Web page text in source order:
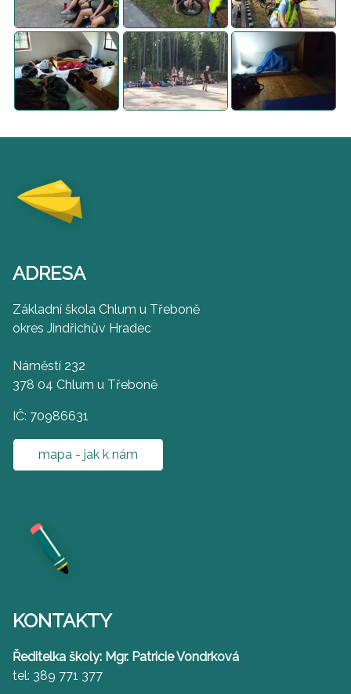
ADRESA
Základní škola Chlum u Třeboně
okres Jindřichův Hradec
Náměstí 232
378 04 Chlum u Třeboně
IČ: 70986631
mapa - jak k nám
KONTAKTY
Ředitelka školy: Mgr. Patricie Vondrková
tel: 389 771 377